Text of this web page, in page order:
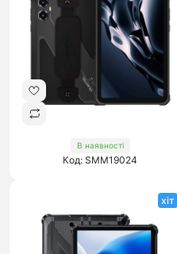
В наявності
Код: SMM19024
хіт